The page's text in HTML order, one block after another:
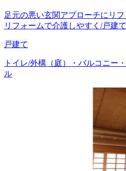
足元の悪い玄関アプローチにリ
リフォームで介護しやすく/戸建
戸建て
トイレ/外構（庭）・バルコニー
ル